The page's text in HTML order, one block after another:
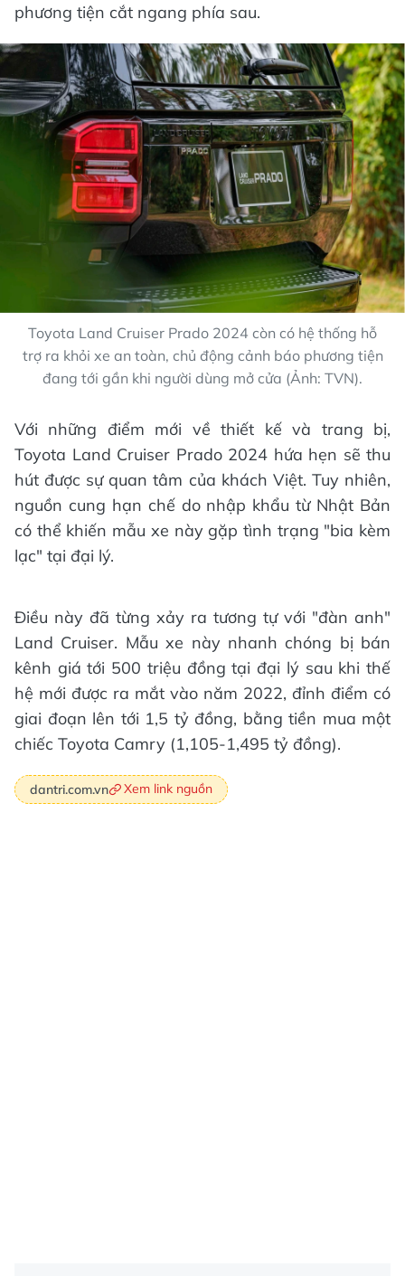
phương tiện cắt ngang phía sau.
Toyota Land Cruiser Prado 2024 còn có hệ thống hỗ
trợ ra khỏi xe an toàn, chủ động cảnh báo phương tiện
đang tới gần khi người dùng mở cửa (Ảnh: TVN).
Với những điểm mới về thiết kế và trang bị,
Toyota Land Cruiser Prado 2024 hứa hẹn sẽ thu
hút được sự quan tâm của khách Việt. Tuy nhiên,
nguồn cung hạn chế do nhập khẩu từ Nhật Bản
có thể khiến mẫu xe này gặp tình trạng "bia kèm
lạc" tại đại lý.
Điều này đã từng xảy ra tương tự với "đàn anh"
Land Cruiser. Mẫu xe này nhanh chóng bị bán
kênh giá tới 500 triệu đồng tại đại lý sau khi thế
hệ mới được ra mắt vào năm 2022, đỉnh điểm có
giai đoạn lên tới 1,5 tỷ đồng, bằng tiền mua một
chiếc Toyota Camry (1,105-1,495 tỷ đồng).
dantri.com.vn Xem link nguồn